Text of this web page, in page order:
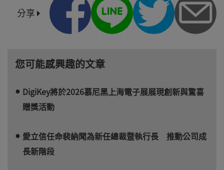
分享
您可能感興趣的文章
DigiKey將於2026慕尼黑上海電子展展現創新與驚喜
贈獎活動
愛立信任命裴納聞為新任總裁暨執行長 推動公司成
長新階段